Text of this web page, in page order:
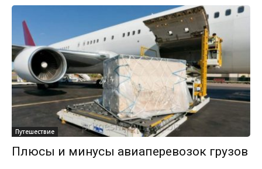
Путешествие
Плюсы и минусы авиаперевозок грузов